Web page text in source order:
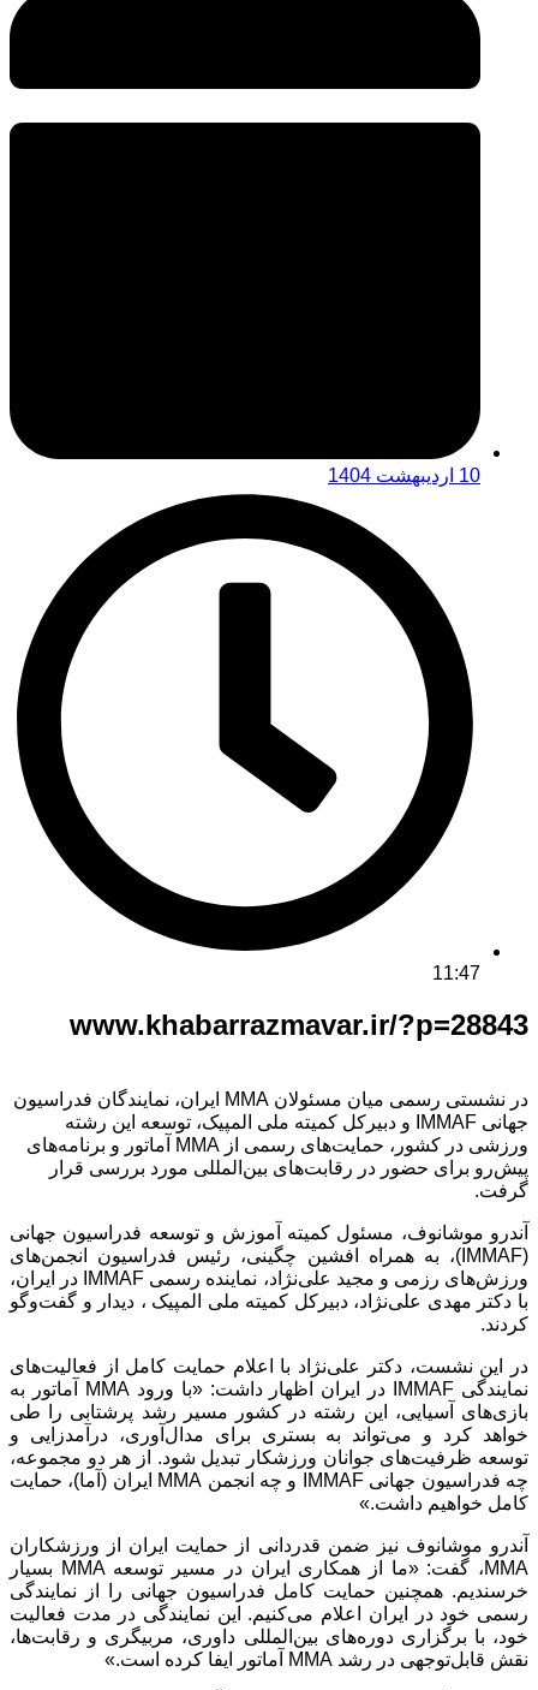
10 اردیبهشت 1404
11:47
www.khabarrazmavar.ir/?p=28843
در نشستی رسمی میان مسئولان MMA ایران، نمایندگان فدراسیون
جهانی IMMAF و دبیرکل کمیته ملی المپیک، توسعه این رشته
ورزشی در کشور، حمایت‌های رسمی از MMA آماتور و برنامه‌های
پیش‌رو برای حضور در رقابت‌های بین‌المللی مورد بررسی قرار
گرفت.
آندرو موشانوف، مسئول کمیته آموزش و توسعه فدراسیون جهانی
(IMMAF)، به همراه افشین چگینی، رئیس فدراسیون انجمن‌های
ورزش‌های رزمی و مجید علی‌نژاد، نماینده رسمی IMMAF در ایران،
با دکتر مهدی علی‌نژاد، دبیرکل کمیته ملی المپیک ، دیدار و گفت‌وگو
کردند.
در این نشست، دکتر علی‌نژاد با اعلام حمایت کامل از فعالیت‌های
نمایندگی IMMAF در ایران اظهار داشت: «با ورود MMA آماتور به
بازی‌های آسیایی، این رشته در کشور مسیر رشد پرشتابی را طی
خواهد کرد و می‌تواند به بستری برای مدال‌آوری، درآمدزایی و
توسعه ظرفیت‌های جوانان ورزشکار تبدیل شود. از هر دو مجموعه،
چه فدراسیون جهانی IMMAF و چه انجمن MMA ایران (آما)، حمایت
کامل خواهیم داشت.»
آندرو موشانوف نیز ضمن قدردانی از حمایت ایران از ورزشکاران
MMA، گفت: «ما از همکاری ایران در مسیر توسعه MMA بسیار
خرسندیم. همچنین حمایت کامل فدراسیون جهانی را از نمایندگی
رسمی خود در ایران اعلام می‌کنیم. این نمایندگی در مدت فعالیت
خود، با برگزاری دوره‌های بین‌المللی داوری، مربیگری و رقابت‌ها،
نقش قابل‌توجهی در رشد MMA آماتور ایفا کرده است.»